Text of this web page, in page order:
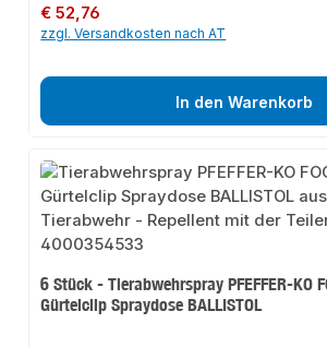
Regulärer Preis:
€ 52,76
zzgl. Versandkosten nach AT
In den Warenkorb
6 Stück - Tierabwehrspray PFEFFER-KO
Gürtelclip Spraydose BALLISTOL